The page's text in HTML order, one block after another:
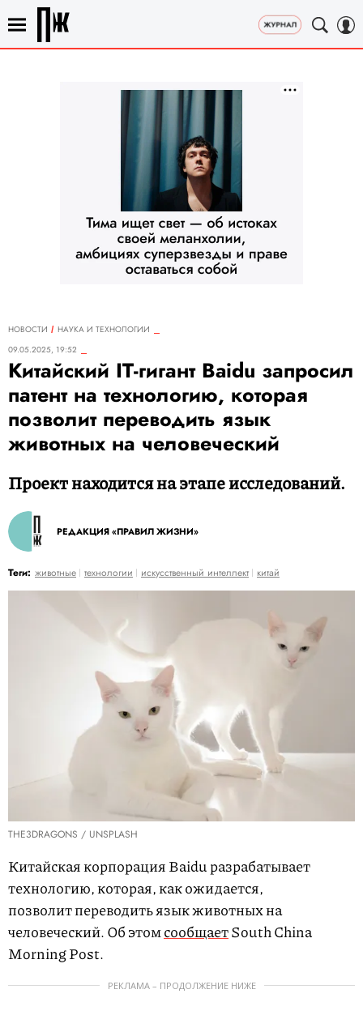
НОВОСТИ
НАУКА И ТЕХНОЛОГИИ
09.05.2025, 19:52
Китайский IT-гигант Baidu запросил
патент на технологию, которая
позволит переводить язык
животных на человеческий
Проект находится на этапе исследований.
РЕДАКЦИЯ «ПРАВИЛ ЖИЗНИ»
Теги: животные технологии искусственный интеллект китай
THE3DRAGONS / UNSPLASH
Китайская корпорация Baidu разрабатывает
технологию, которая, как ожидается,
позволит переводить язык животных на
человеческий. Об этомсообщаетSouth China
Morning Post.
РЕКЛАМА – ПРОДОЛЖЕНИЕ НИЖЕ